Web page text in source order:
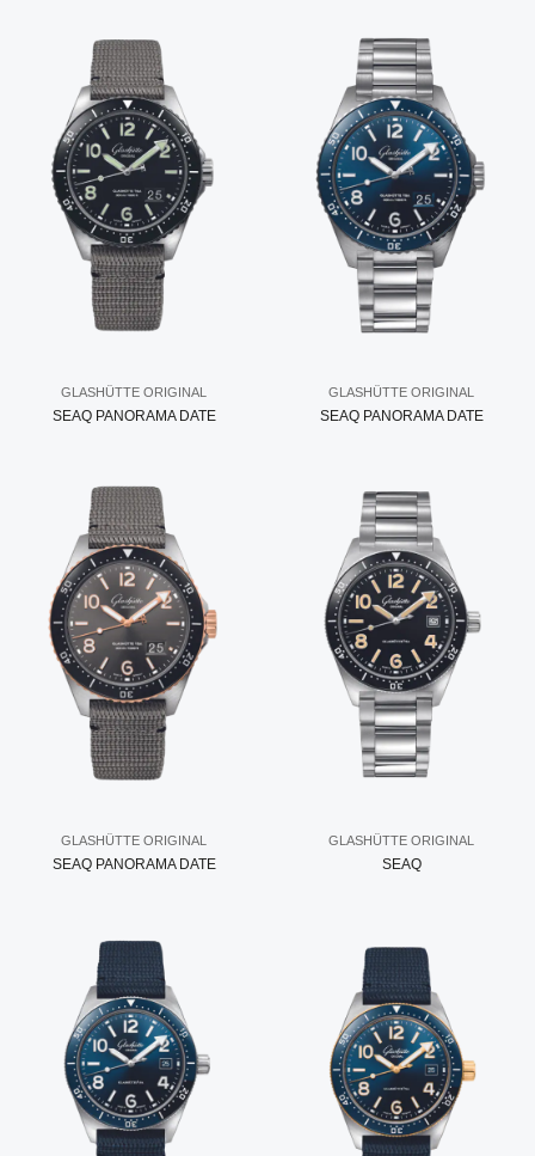
GLASHÜTTE ORIGINAL
SEAQ PANORAMA DATE
GLASHÜTTE ORIGINAL
SEAQ PANORAMA DATE
GLASHÜTTE ORIGINAL
SEAQ PANORAMA DATE
GLASHÜTTE ORIGINAL
SEAQ